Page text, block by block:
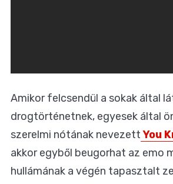
Amikor felcsendül a sokak által
drogtörténetnek, egyesek által
szerelmi nótának nevezett You
akkor egyből beugorhat az emo
hullámának a végén tapasztalt